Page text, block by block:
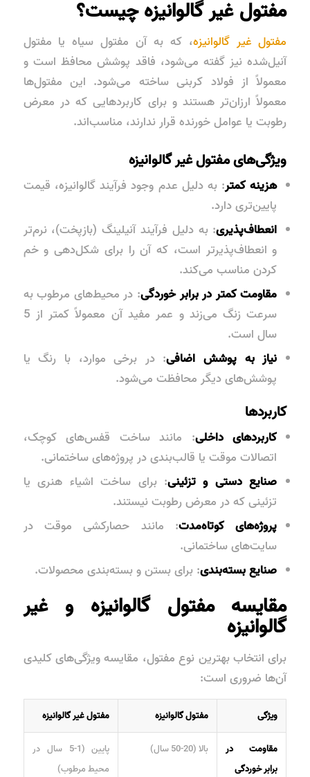
مفتول غیر گالوانیزه چیست؟
مفتول غیر گالوانیزه، که به آن مفتول سیاهیا مفتول
آنیل‌شدهنیز گفته می‌شود، فاقد پوشش محافظ است و
معمولاً از فولاد کربنی ساخته می‌شود. این مفتول‌ها
معمولاً ارزان‌تر هستند و برای کاربردهایی که در معرض
رطوبت یا عوامل خورنده قرار ندارند، مناسب‌اند.
ویژگی‌های مفتول غیر گالوانیزه
هزینه کمتر: به دلیل عدم وجود فرآیند گالوانیزه، قیمت
پایین‌تری دارد.
انعطاف‌پذیری: به دلیل فرآیند آنیلینگ (بازپخت)، نرم‌تر
و انعطاف‌پذیرتر است، که آن را برای شکل‌دهی و خم
کردن مناسب می‌کند.
مقاومت کمتر در برابر خوردگی: در محیط‌های مرطوب به
سرعت زنگ می‌زند و عمر مفید آن معمولاً کمتر از 5
سال است.
نیاز به پوشش اضافی: در برخی موارد، با رنگ یا
پوشش‌های دیگر محافظت می‌شود.
کاربردها
کاربردهای داخلی: مانند ساخت قفس‌های کوچک،
اتصالات موقت یا قالب‌بندی در پروژه‌های ساختمانی.
صنایع دستی و تزئینی: برای ساخت اشیاء هنری یا
تزئینی که در معرض رطوبت نیستند.
پروژه‌های کوتاه‌مدت: مانند حصارکشی موقت در
سایت‌های ساختمانی.
صنایع بسته‌بندی: برای بستن و بسته‌بندی محصولات.
مقایسه مفتول گالوانیزه و غیر
گالوانیزه
برای انتخاب بهترین نوع مفتول، مقایسه ویژگی‌های کلیدی
آن‌ها ضروری است:
ویژگی مفتول گالوانیزه مفتول غیر گالوانیزه
مقاومت در
برابر خوردگی
بالا (20-50 سال)
پایین (1-5 سال در
محیط مرطوب)